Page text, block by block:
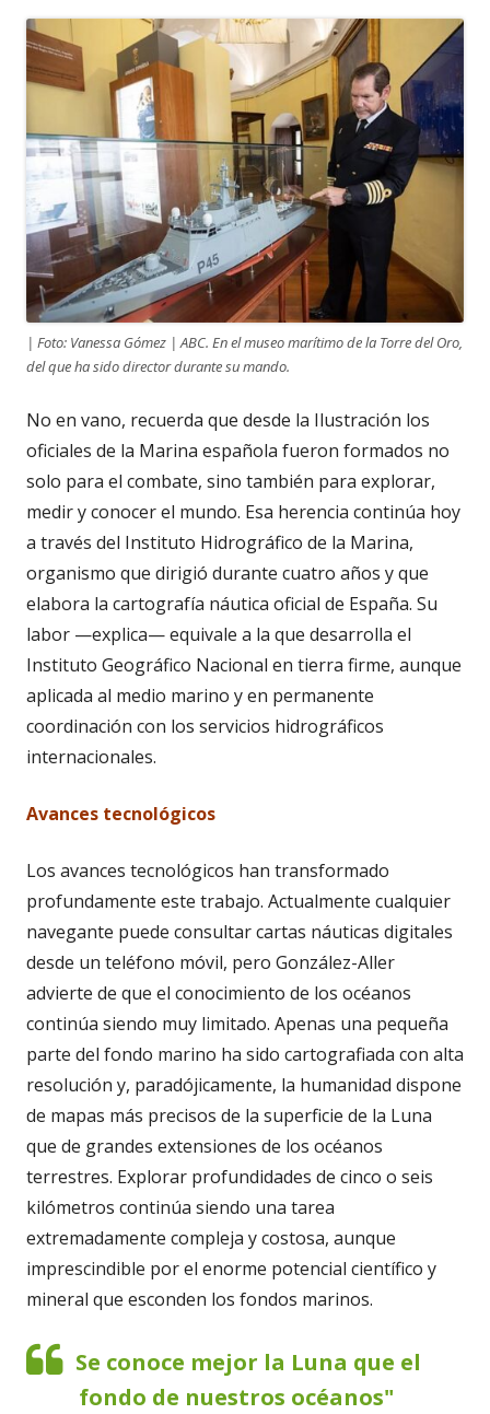
| Foto: Vanessa Gómez | ABC. En el museo marítimo de la Torre del Oro,
del que ha sido director durante su mando.
No en vano, recuerda que desde la Ilustración los
oficiales de la Marina española fueron formados no
solo para el combate, sino también para explorar,
medir y conocer el mundo. Esa herencia continúa hoy
a través del Instituto Hidrográfico de la Marina,
organismo que dirigió durante cuatro años y que
elabora la cartografía náutica oficial de España. Su
labor —explica— equivale a la que desarrolla el
Instituto Geográfico Nacional en tierra firme, aunque
aplicada al medio marino y en permanente
coordinación con los servicios hidrográficos
internacionales.
Avances tecnológicos
Los avances tecnológicos han transformado
profundamente este trabajo. Actualmente cualquier
navegante puede consultar cartas náuticas digitales
desde un teléfono móvil, pero González-Aller
advierte de que el conocimiento de los océanos
continúa siendo muy limitado. Apenas una pequeña
parte del fondo marino ha sido cartografiada con alta
resolución y, paradójicamente, la humanidad dispone
de mapas más precisos de la superficie de la Luna
que de grandes extensiones de los océanos
terrestres. Explorar profundidades de cinco o seis
kilómetros continúa siendo una tarea
extremadamente compleja y costosa, aunque
imprescindible por el enorme potencial científico y
mineral que esconden los fondos marinos.
Se conoce mejor la Luna que el
fondo de nuestros océanos"